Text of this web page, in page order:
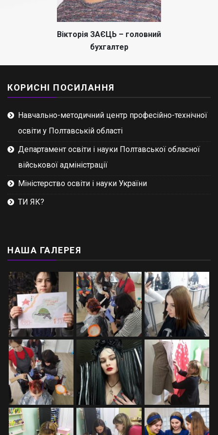
Вікторія ЗАЄЦЬ – головний
бухгалтер
КОРИСНІ ПОСИЛАННЯ
Навчально-методичний центр професійно-технічної
освіти у Полтавській області
Департамент освіти і науки Полтавської обласної
військової адміністрації
Міністерство освіти і науки України
ТИ ЯК?
НАША ГАЛЕРЕЯ